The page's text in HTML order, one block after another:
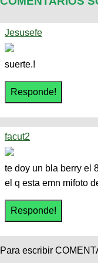
Jesusefe
suerte.!
facut2
te doy un bla berry el
el q esta emn mifoto
Para escribir